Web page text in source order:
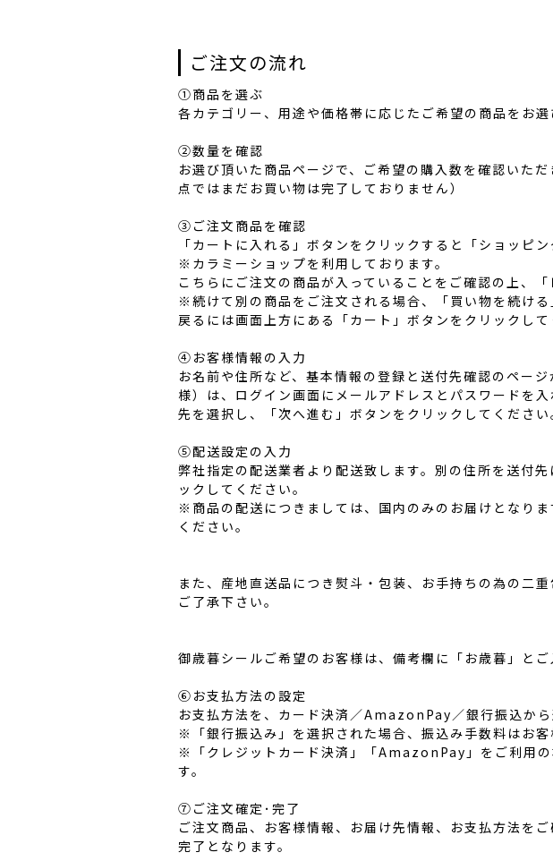
ご注文の流れ
①商品を選ぶ
各カテゴリー、用途や価格帯に応じたご希望の商品をお選
②数量を確認
お選び頂いた商品ページで、ご希望の購入数を確認いた
点ではまだお買い物は完了しておりません）
③ご注文商品を確認
「カートに入れる」ボタンをクリックすると「ショッピ
※カラミーショップを利用しております。
こちらにご注文の商品が入っていることをご確認の上、
※続けて別の商品をご注文される場合、「買い物を続け
戻るには画面上方にある「カート」ボタンをクリックして
④お客様情報の入力
お名前や住所など、基本情報の登録と送付先確認のペー
様）は、ログイン画面にメールアドレスとパスワードを
先を選択し、「次へ進む」ボタンをクリックしてください
⑤配送設定の入力
弊社指定の配送業者より配送致します。別の住所を送付
ックしてください。
※商品の配送につきましては、国内のみのお届けとなり
ください。
また、産地直送品につき熨斗・包装、お手持ちの為の二
ご了承下さい。
御歳暮シールご希望のお客様は、備考欄に「お歳暮」とご
⑥お支払方法の設定
お支払方法を、カード決済／AmazonPay／銀行振込か
※「銀行振込み」を選択された場合、振込み手数料はお客
※「クレジットカード決済」「AmazonPay」をご利用
す。
⑦ご注文確定･完了
ご注文商品、お客様情報、お届け先情報、お支払方法を
完了となります。